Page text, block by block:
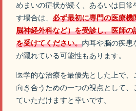
めまいの症状が続く、あるいは日常
す場合は、 必ず最初に専門の医療機
脳神経外科など）を受診し、医師の
を受けてください。内耳や脳の疾患
が隠れている可能性もあります。
医学的な治療を最優先とした上で、
向き合うための一つの視点として、
ていただけますと幸いです。